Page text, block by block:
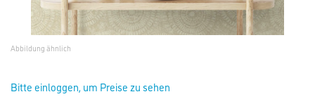
Abbildung ähnlich
Bitte einloggen, um Preise zu sehen